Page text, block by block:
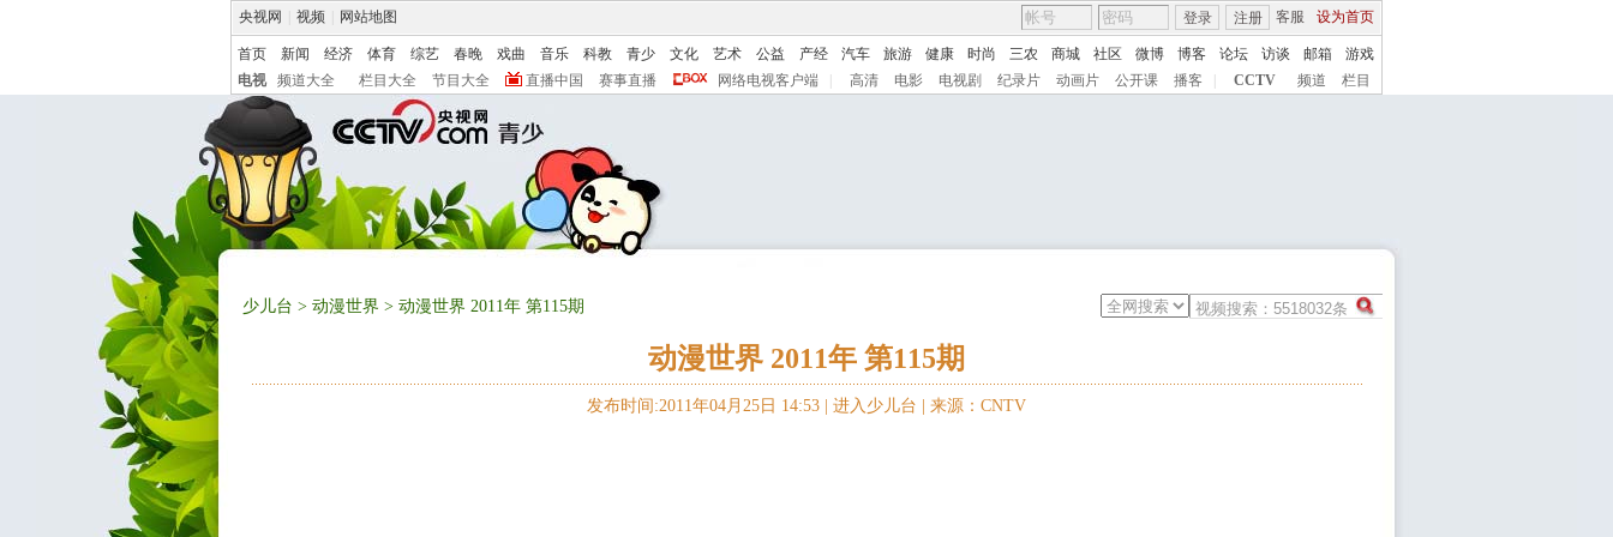
央视网 视频 网站地图 客服 设为首页
登录 注册
首页 新闻 经济 体育 综艺 春晚 戏曲 音乐 科教 青少 文化 艺术 公益 产经 汽车 旅游 健康 时尚 三农 商城 社区 微博 博客 论坛 访谈 邮箱
游戏
电视
频道大全 栏目大全 节目大全 直播中国 赛事直播 网络电视客户端 高清 电影 电视剧 纪录片 动画片 公开课 播客 CCTV 频道 栏目
少儿台 > 动漫世界 > 动漫世界 2011年 第115期
动漫世界 2011年 第115期
发布时间:2011年04月25日 14:53 | 进入少儿台 来源：CNTV